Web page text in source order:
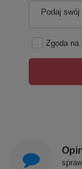
Podaj swój
Zgoda na